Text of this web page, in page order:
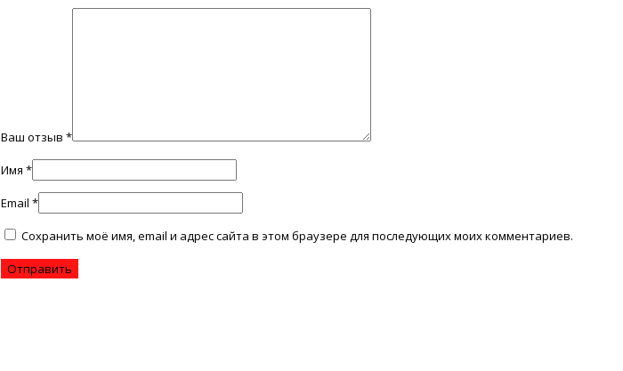
Ваш отзыв*
Имя*
Email*
Сохранить моё имя, email и адрес сайта в этом браузере для последующих моих комментариев.